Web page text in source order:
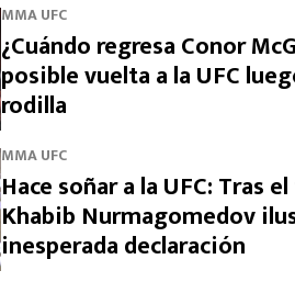
MMA UFC
¿Cuándo regresa Conor
posible vuelta a la UFC
rodilla
MMA UFC
Hace soñar a la UFC: Tras
Khabib Nurmagomedov
inesperada declaración